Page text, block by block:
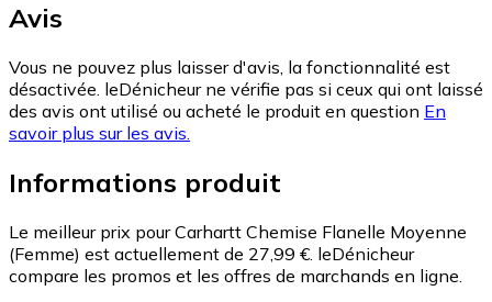
Avis
Vous ne pouvez plus laisser d'avis, la fonctionnalité est
désactivée. leDénicheur ne vérifie pas si ceux qui ont laissé
des avis ont utilisé ou acheté le produit en question En
savoir plus sur les avis.
Informations produit
Le meilleur prix pour Carhartt Chemise Flanelle Moyenne
(Femme) est actuellement de 27,99 €. leDénicheur
compare les promos et les offres de marchands en ligne.